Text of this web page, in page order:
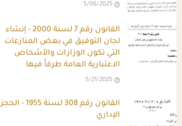
5/06/2025
القانون رقم 7 لسنة 2000 - إنشاء
لجان التوفيق في بعض المنازعات
التي تكون الوزارات والأشخاص
الاعتبارية العامة طرفاً فيها
5/21/2025
القانون رقم 308 لسنة 1955 - الحجز
الإداري